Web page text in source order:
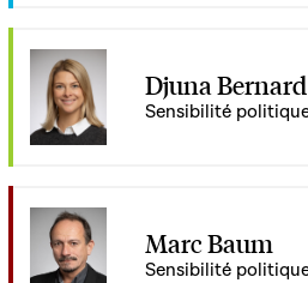
Djuna Bernard
Sensibilité
Marc Baum
Sensibilité